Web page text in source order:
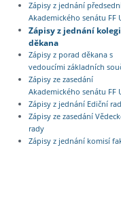
Zápisy z jednání
Akademického senátu FF
Zápisy z jednání
děkana
Zápisy z porad děkana s
vedoucími základních
Zápisy ze zasedání
Akademického senátu FF
Zápisy z jednání Ediční
Zápisy ze zasedání
rady
Zápisy z jednání komisí